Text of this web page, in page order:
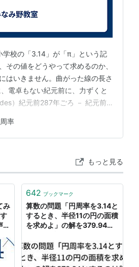
校の「3.14」が「π」という記
の値をどうやって求めるのか、
はいきません。曲がった線の長さ
電卓もない紀元前に、力ずくと
）紀元前287年ごろ － 紀元前
（1年） 「エウレカ！」と叫ん
率
もっと見る
み
多
642 ブックマーク
算数の問題「円周率を3.14と
するとき、半径11の円の面積
を求めよ」の解を379.94と
まとめ